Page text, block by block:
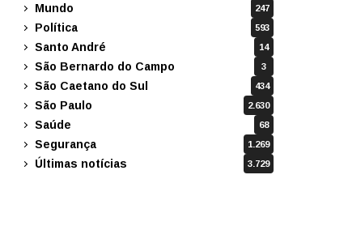
Mundo 247
Política 593
Santo André 14
São Bernardo do Campo 3
São Caetano do Sul 434
São Paulo 2.630
Saúde 68
Segurança 1.269
Últimas notícias 3.729